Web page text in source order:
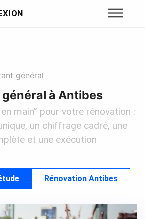
général
à Antibes
main” pour votre rénovation :
un chiffrage cadré, une
et une exécution
Rénovation Antibes